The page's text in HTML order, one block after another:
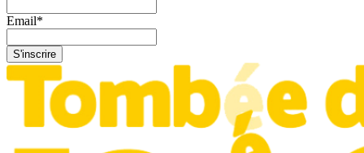
Email*
S'inscrire